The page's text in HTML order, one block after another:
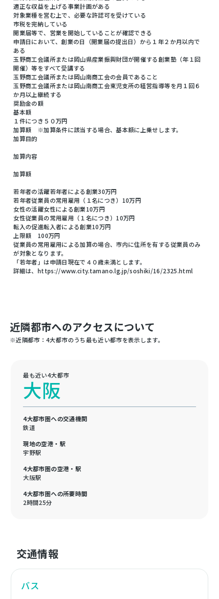
適正な収益を上げる事業計画がある
対象業種を営む上で、必要な許認可を受けている
市税を完納している
開業届等で、営業を開始していることが確認できる
申請日において、創業の日（開業届の提出日）から１年２か月以内で
ある
玉野商工会議所または岡山県産業振興財団が開催する創業塾（年１回
開催）等をすべて受講する
玉野商工会議所または岡山南商工会の会員であること
玉野商工会議所または岡山南商工会東児支所の経営指導等を月１回６
か月以上継続する
奨励金の額
基本額
１件につき５０万円
加算額 ※加算条件に該当する場合、基本額に上乗せします。
加算目的
加算内容
加算額
若年者の活躍若年者による創業30万円
若年者従業員の常用雇用（１名につき）10万円
女性の活躍女性による創業10万円
女性従業員の常用雇用（１名につき）10万円
転入の促進転入者による創業10万円
上限額 100万円
従業員の常用雇用による加算の場合、市内に住所を有する従業員のみ
が対象となります。
「若年者」は申請日現在で４０歳未満とします。
詳細は、https://www.city.tamano.lg.jp/soshiki/16/2325.html
近隣都市へのアクセスについて
※近隣都市：4大都市のうち最も近い都市を表示します。
最も近い4大都市
大阪
4大都市圏への交通機関
鉄道
現地の空港・駅
宇野駅
4大都市圏の空港・駅
大阪駅
4大都市圏への所要時間
2時間25分
交通情報
バス